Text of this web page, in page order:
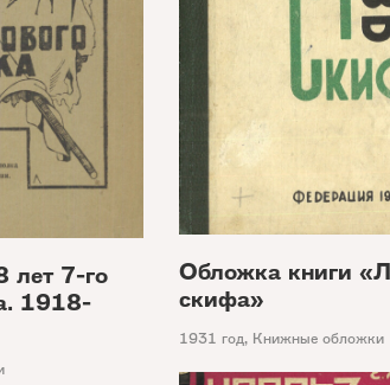
лет 7-го
1918-
Обложка книги
скифа»
1931 год, Книжные обложки